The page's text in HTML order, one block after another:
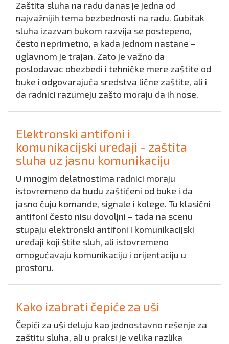
Zaštita sluha na radu danas je jedna od
najvažnijih tema bezbednosti na radu. Gubitak
sluha izazvan bukom razvija se postepeno,
često neprimetno, a kada jednom nastane –
uglavnom je trajan. Zato je važno da
poslodavac obezbedi i tehničke mere zaštite od
buke i odgovarajuća sredstva lične zaštite, ali i
da radnici razumeju zašto moraju da ih nose.
Elektronski antifoni i
komunikacijski uređaji - zaštita
sluha uz jasnu komunikaciju
U mnogim delatnostima radnici moraju
istovremeno da budu zaštićeni od buke i da
jasno čuju komande, signale i kolege. Tu klasični
antifoni često nisu dovoljni – tada na scenu
stupaju elektronski antifoni i komunikacijski
uređaji koji štite sluh, ali istovremeno
omogućavaju komunikaciju i orijentaciju u
prostoru.
Kako izabrati čepiće za uši
Čepići za uši deluju kao jednostavno rešenje za
zaštitu sluha, ali u praksi je velika razlika